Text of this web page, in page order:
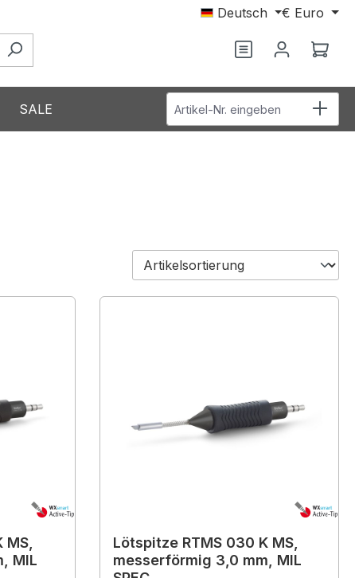
Deutsch € Euro
SALE Artikel-Nr. eingeben
MS,
MIL
Lötspitze RTMS 030 K MS,
messerförmig 3,0 mm, MIL